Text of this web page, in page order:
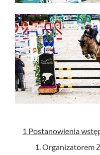
1 Postanowienia
Organizatorem